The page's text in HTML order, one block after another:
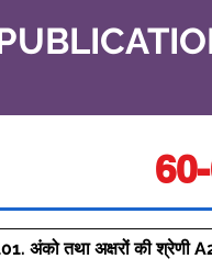
अंको तथा अक्षरों की श्रेणी